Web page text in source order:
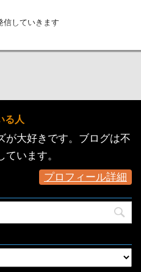
信していきます
る人
が大好きです。ブログは不
ています。
プロフィール詳細